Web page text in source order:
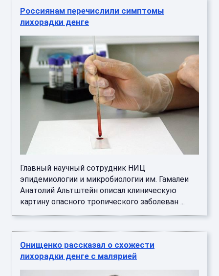
Россиянам перечислили симптомы
лихорадки денге
Главный научный сотрудник НИЦ
эпидемиологии и микробиологии им. Гамалеи
Анатолий Альтштейн описал клиническую
картину опасного тропического заболеван ...
Онищенко рассказал о схожести
лихорадки денге с малярией